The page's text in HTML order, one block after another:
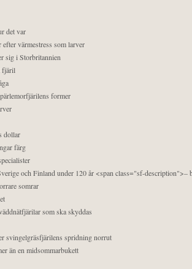
det var
värmestress som larver
sig i Storbritannien
fjäril
former
dollar
färg
och Finland under 120 år <span class="sf-description">–
somrar
som ska skyddas
svingelgräsfjärilens spridning norrut
än en midsommarbukett